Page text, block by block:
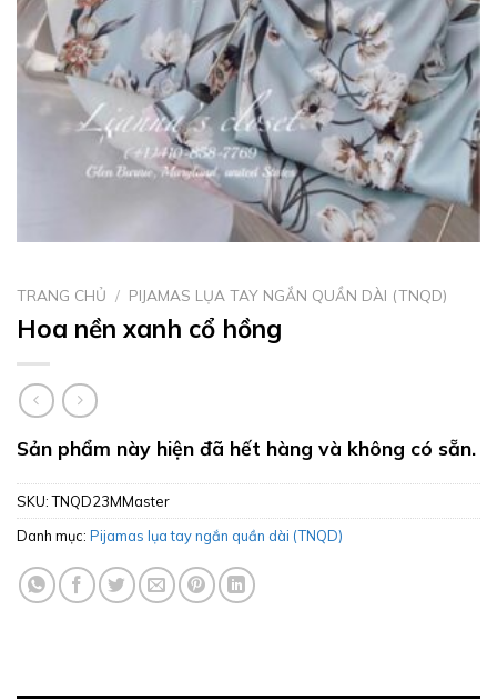
TRANG CHỦ / PIJAMAS LỤA TAY NGẮN QUẦN DÀI (TNQD)
Hoa nền xanh cổ hồng
Sản phẩm này hiện đã hết hàng và không có sẵn.
SKU:TNQD23MMaster
Danh mục: Pijamas lụa tay ngắn quần dài (TNQD)